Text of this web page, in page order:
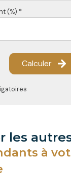
(%) *
Calculer
les
à